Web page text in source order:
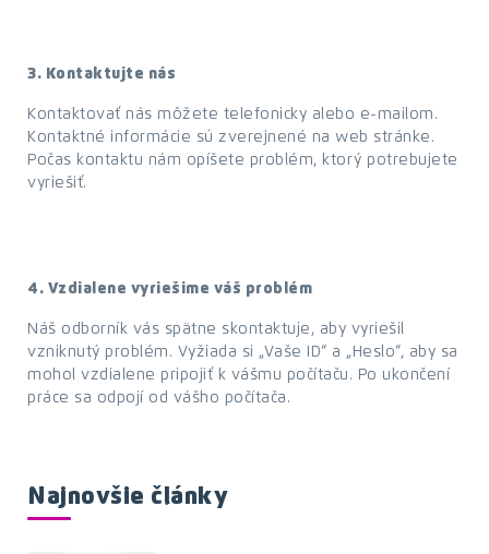
3. Kontaktujte nás
Kontaktovať nás môžete telefonicky alebo e-mailom.
Kontaktné informácie sú zverejnené na web stránke.
Počas kontaktu nám opíšete problém, ktorý potrebujete
vyriešiť.
4. Vzdialene vyriešime váš problém
Náš odborník vás spätne skontaktuje, aby vyriešil
vzniknutý problém. Vyžiada si „Vaše ID“ a „Heslo“, aby sa
mohol vzdialene pripojiť k vášmu počítaču. Po ukončení
práce sa odpojí od vášho počítača.
Najnovšie články